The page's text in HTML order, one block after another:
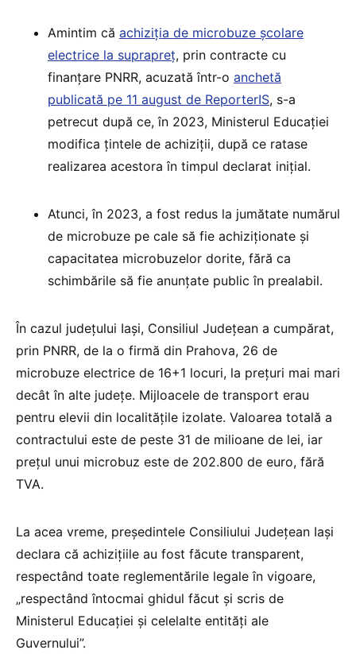
Amintim că achiziția de microbuze școlare
electrice la suprapreț, prin contracte cu
finanțare PNRR, acuzată într-o anchetă
publicată pe 11 august de ReporterIS, s-a
petrecut după ce, în 2023, Ministerul Educației
modifica țintele de achiziții, după ce ratase
realizarea acestora în timpul declarat inițial.
Atunci, în 2023, a fost redus la jumătate numărul
de microbuze pe cale să fie achiziționate și
capacitatea microbuzelor dorite, fără ca
schimbările să fie anunțate public în prealabil.
În cazul județului Iași, Consiliul Județean a cumpărat,
prin PNRR, de la o firmă din Prahova, 26 de
microbuze electrice de 16+1 locuri, la preţuri mai mari
decât în alte judeţe. Mijloacele de transport erau
pentru elevii din localităţile izolate. Valoarea totală a
contractului este de peste 31 de milioane de lei, iar
preţul unui microbuz este de 202.800 de euro, fără
TVA.
La acea vreme, preşedintele Consiliului Judeţean Iaşi
declara că achiziţiile au fost făcute transparent,
respectând toate reglementările legale în vigoare,
„respectând întocmai ghidul făcut şi scris de
Ministerul Educaţiei şi celelalte entităţi ale
Guvernului”.